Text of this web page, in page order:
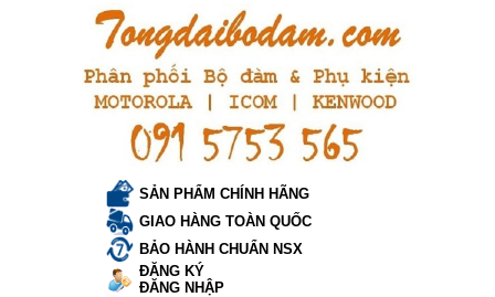
SẢN PHẨM CHÍNH HÃNG
GIAO HÀNG TOÀN QUỐC
BẢO HÀNH CHUẨN NSX
ĐĂNG KÝ
ĐĂNG NHẬP